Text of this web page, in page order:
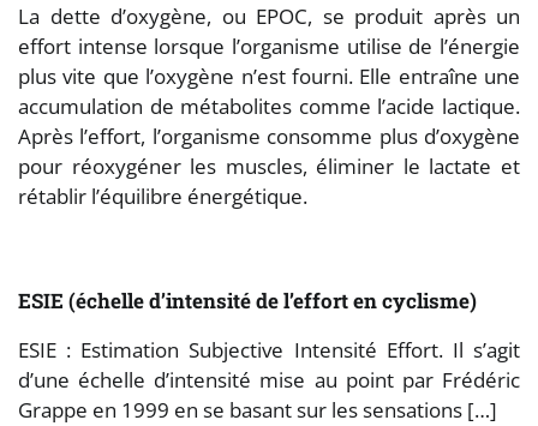
La dette d’oxygène, ou EPOC, se produit après un
effort intense lorsque l’organisme utilise de l’énergie
plus vite que l’oxygène n’est fourni. Elle entraîne une
accumulation de métabolites comme l’acide lactique.
Après l’effort, l’organisme consomme plus d’oxygène
pour réoxygéner les muscles, éliminer le lactate et
rétablir l’équilibre énergétique.
ESIE (échelle d’intensité de l’effort en cyclisme)
ESIE : Estimation Subjective Intensité Effort. Il s’agit
d’une échelle d’intensité mise au point par Frédéric
Grappe en 1999 en se basant sur les sensations […]